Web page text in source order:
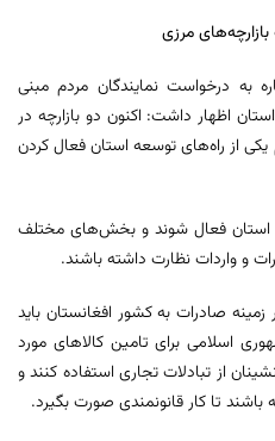
مرزی
به درخواست نمایندگان مردم مبنی
اظهار داشت: اکنون دو بازارچه در
از راه‌های توسعه استان فعال کردن
استان فعال شوند و بخش‌های مختلف
و واردات نظارت داشته باشند.
صادرات به کشور افغانستان باید
اسلامی برای تامین کالاهای مورد
از تبادلات تجاری استفاده کنند و
تا کار قانونمندی صورت بگیرد.